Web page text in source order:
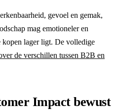
gevoel en gemak,
mag emotioneler en
kopen lager ligt. De volledige
de verschillen tussen B2B en
Impact bewust